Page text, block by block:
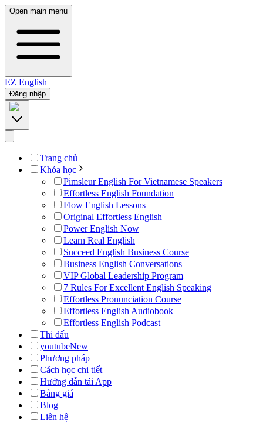
Open main menu
EZ English
Đăng nhập
Trang chủ
Khóa học
Pimsleur English For Vietnamese Speakers
Effortless English Foundation
Flow English Lessons
Original Effortless English
Power English Now
Learn Real English
Succeed English Business Course
Business English Conversations
VIP Global Leadership Program
7 Rules For Excellent English Speaking
Effortless Pronunciation Course
Effortless English Audiobook
Effortless English Podcast
Thi đấu
youtubeNew
Phương pháp
Cách học chi tiết
Hướng dẫn tải App
Bảng giá
Blog
Liên hệ